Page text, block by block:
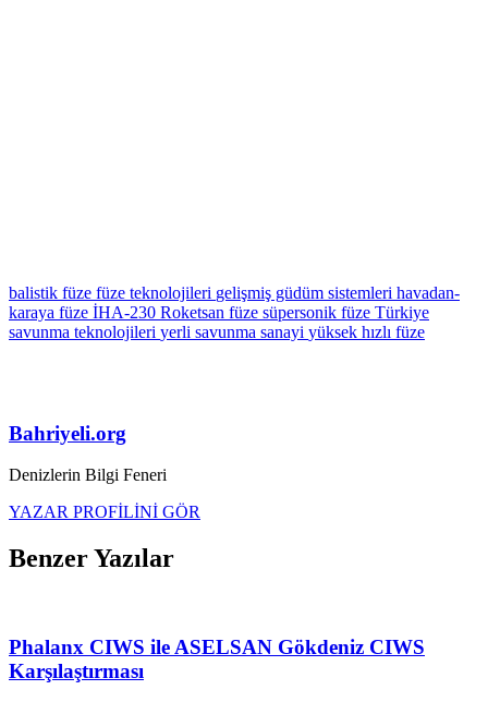
balistik füze füze teknolojileri gelişmiş güdüm sistemleri havadan-
karaya füze İHA-230 Roketsan füze süpersonik füze Türkiye
savunma teknolojileri yerli savunma sanayi yüksek hızlı füze
Bahriyeli.org
Denizlerin Bilgi Feneri
YAZAR PROFİLİNİ GÖR
Benzer Yazılar
Phalanx CIWS ile ASELSAN Gökdeniz CIWS
Karşılaştırması